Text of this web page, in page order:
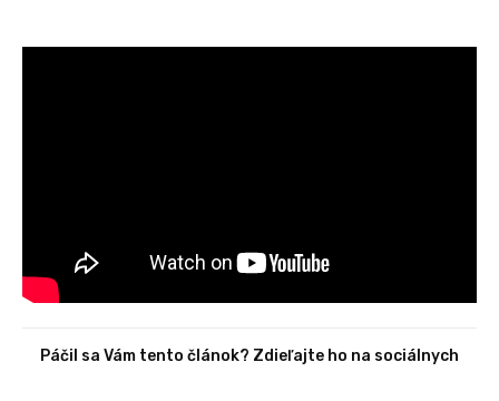
Páčil sa Vám tento článok? Zdieľajte ho na sociálnych